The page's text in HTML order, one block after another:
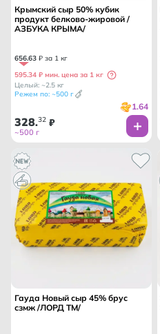
Крымский сыр 50% кубик
продукт белково-жировой /
АЗБУКА КРЫМА/
656.63 ₽ за 1 кг
595.34 ₽ мин. цена за 1 кг
Целый: ~2.5 кг
Режем по: ~500 г
1.64
328.32 ₽
~500 г
Гауда Новый сыр 45% брус
сзмж /ЛОРД ТМ/